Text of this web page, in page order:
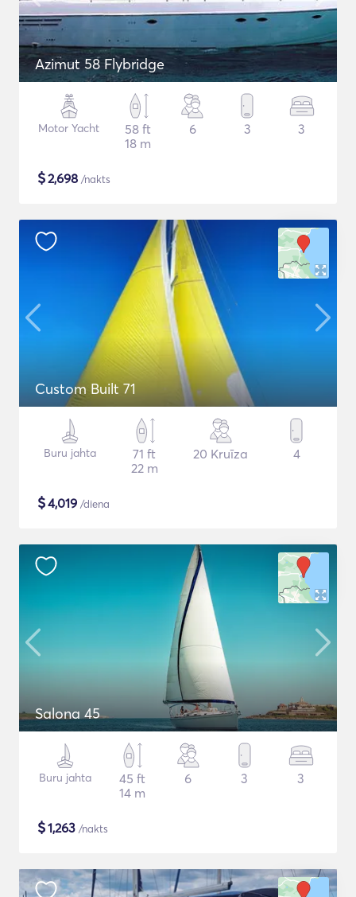
Azimut 58 Flybridge
Motor Yacht
58 ft
18 m
6 3 3
$2,698 /nakts
Custom Built 71
Buru jahta
71 ft
22 m
20 Kruīza 4
$4,019 /diena
Salona 45
Buru jahta
45 ft
14 m
6 3 3
$1,263 /nakts